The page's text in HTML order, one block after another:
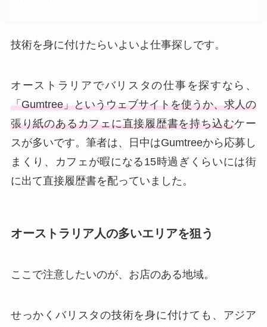
技術を身に付けたらいよいよ仕事探しです。
オーストラリアでバリスタの仕事を探すなら、
「Gumtree」というウェブサイトを使うか、求人の
張り紙のあるカフェに直接履歴書を持ち込むケー
スが多いです。筆者は、日中はGumtreeから応募し
まくり、カフェが暇になる15時過ぎくらいには街
に出て直接履歴書を配っていました。
オーストラリア人の多いエリアを狙う
ここで注意したいのが、お店のある地域。
せっかくバリスタの技術を身に付けても、アジア